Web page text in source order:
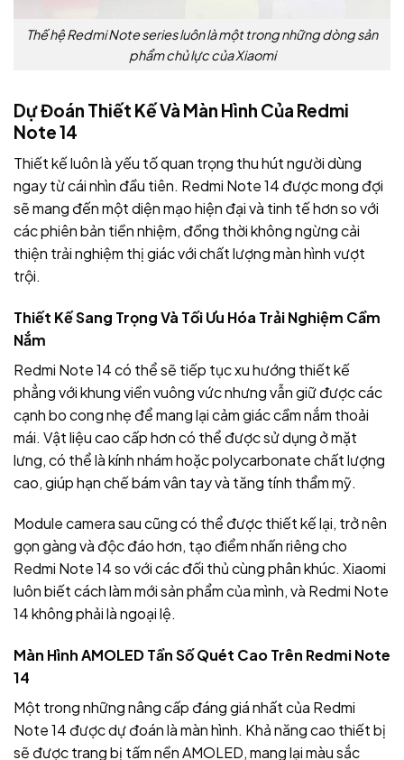
Thế hệ Redmi Note series luôn là một trong những dòng sản
phẩm chủ lực của Xiaomi
Dự Đoán Thiết Kế Và Màn Hình Của Redmi
Note 14
Thiết kế luôn là yếu tố quan trọng thu hút người dùng
ngay từ cái nhìn đầu tiên. Redmi Note 14 được mong đợi
sẽ mang đến một diện mạo hiện đại và tinh tế hơn so với
các phiên bản tiền nhiệm, đồng thời không ngừng cải
thiện trải nghiệm thị giác với chất lượng màn hình vượt
trội.
Thiết Kế Sang Trọng Và Tối Ưu Hóa Trải Nghiệm Cầm
Nắm
Redmi Note 14 có thể sẽ tiếp tục xu hướng thiết kế
phẳng với khung viền vuông vức nhưng vẫn giữ được các
cạnh bo cong nhẹ để mang lại cảm giác cầm nắm thoải
mái. Vật liệu cao cấp hơn có thể được sử dụng ở mặt
lưng, có thể là kính nhám hoặc polycarbonate chất lượng
cao, giúp hạn chế bám vân tay và tăng tính thẩm mỹ.
Module camera sau cũng có thể được thiết kế lại, trở nên
gọn gàng và độc đáo hơn, tạo điểm nhấn riêng cho
Redmi Note 14 so với các đối thủ cùng phân khúc. Xiaomi
luôn biết cách làm mới sản phẩm của mình, và Redmi Note
14 không phải là ngoại lệ.
Màn Hình AMOLED Tần Số Quét Cao Trên Redmi Note
14
Một trong những nâng cấp đáng giá nhất của Redmi
Note 14 được dự đoán là màn hình. Khả năng cao thiết bị
sẽ được trang bị tấm nền AMOLED, mang lại màu sắc